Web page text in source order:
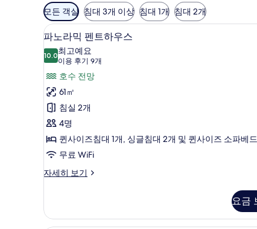
객
실
에
사
용
가
능
한
필
터
모든 객실 침대 3개 이상 침대 1개 침대 2개
파
노
라
믹
펜
트
하
우
스
사
두
22
파노라믹 펜트하우스
10.010.0점 만점 중 10점
최고예요
이용 후기 9개
(이
용
후
기
9
개)
호수 전망
61㎡
침실 2개
4명
퀸사이즈침대 1개, 싱글침대 2개 및 퀸사이즈 소파베드
무료 WiFi
자세히 보기
파
펜
트
요금